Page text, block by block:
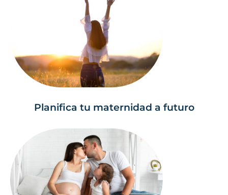
Planifica tu maternidad a futuro